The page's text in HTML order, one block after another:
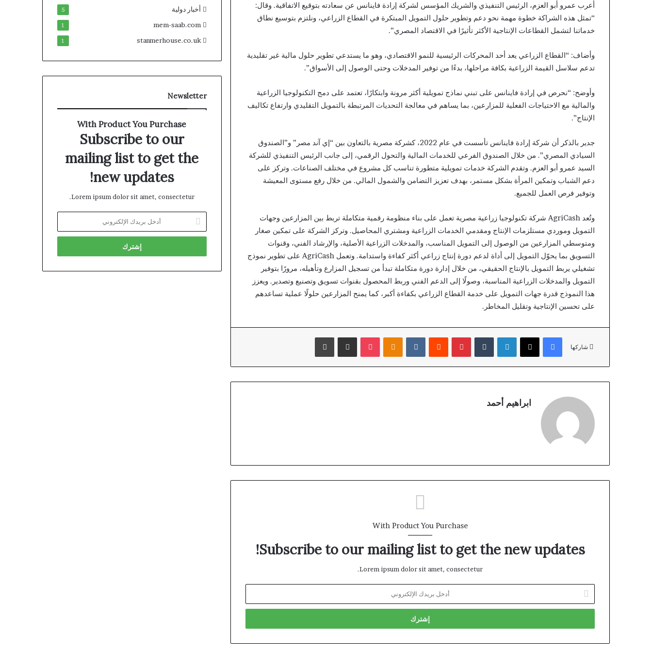
أعرب عمرو أبو العزم، الرئيس التنفيذي والشريك المؤسس لشركة إرادة فاينانس عن سعادته بتوقيع الاتفاقية. وقال:
“تمثل هذه الشراكة خطوة مهمة نحو دعم وتطوير حلول التمويل المبتكرة في القطاع الزراعي، ونلتزم بتوسيع نطاق
خدماتنا لتشمل القطاعات الإنتاجية الأكثر تأثيرًا في الاقتصاد المصري”.
وأضاف: “القطاع الزراعي يعد أحد المحركات الرئيسية للنمو الاقتصادي، وهو ما يستدعي تطوير حلول مالية غير تقليدية
تدعم سلاسل القيمة الزراعية بكافة مراحلها، بدءًا من توفير المدخلات وحتى الوصول إلى الأسواق”.
وأوضح: “نحرص في إرادة فاينانس على تبني نماذج تمويلية أكثر مرونة وابتكارًا، تعتمد على دمج التكنولوجيا الزراعية
والمالية مع الاحتياجات الفعلية للمزارعين، بما يساهم في معالجة التحديات المرتبطة بالتمويل التقليدي وارتفاع تكاليف
الإنتاج”.
جدير بالذكر أن شركة إرادة فاينانس تأسست في عام 2022، كشركة مصرية بالتعاون بين “إي آند مصر” و”الصندوق
السيادي المصري”. من خلال الصندوق الفرعي للخدمات المالية والتحول الرقمي، إلى جانب الرئيس التنفيذي للشركة
السيد عمرو أبو العزم. وتقدم الشركة خدمات تمويلية متطورة تناسب كل مشروع في مختلف الصناعات. وتركز على
دعم الشباب وتمكين المرأة بشكل مستمر، بهدف تعزيز التضامن والشمول المالي. من خلال رفع مستوى المعيشة
وتوفير فرص العمل للجميع.
وتُعد AgriCash شركة تكنولوجيا زراعية مصرية تعمل على بناء منظومة رقمية متكاملة تربط بين المزارعين وجهات
التمويل وموردي مستلزمات الإنتاج ومقدمي الخدمات الزراعية ومشتري المحاصيل. وتركز الشركة على تمكين صغار
ومتوسطي المزارعين من الوصول إلى التمويل المناسب، والمدخلات الزراعية الأصلية، والإرشاد الفني، وقنوات
التسويق بما يحوّل التمويل إلى أداة لدعم دورة إنتاج زراعي أكثر كفاءة واستدامة. وتعمل AgriCash على تطوير نموذج
تشغيلي يربط التمويل بالإنتاج الحقيقي، من خلال إدارة دورة متكاملة تبدأ من تسجيل المزارع وتأهيله، مرورًا بتوفير
التمويل والمدخلات الزراعية المناسبة، وصولًا إلى الدعم الفني وربط المحصول بقنوات تسويق وتصنيع وتصدير. ويعزز
هذا النموذج قدرة جهات التمويل على خدمة القطاع الزراعي بكفاءة أكبر، كما يمنح المزارعين حلولًا عملية تساعدهم
على تحسين الإنتاجية وتقليل المخاطر.
شاركها
فيسبوكX لينكدإن بينتيريست Odnoklassniki
بوكيت مشاركة عبر البريد طباعة
ابراهيم أحمد
With Product You Purchase
Subscribe to our mailing list to get the new updates!
Lorem ipsum dolor sit amet, consectetur.
أدخل
بريدك
الإلكتروني
أخبار دولية 5
mem-saab.com
1
stanmerhouse.co.uk
1
Newsletter
With Product You Purchase
Subscribe to our
mailing list to get the
new updates!
Lorem ipsum dolor sit amet, consectetur.
بريدك
الإلكتروني